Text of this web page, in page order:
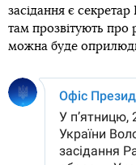
засідання є
там прозвітують про
можна буде